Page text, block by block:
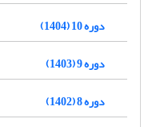
دوره 10 (1404)
دوره 9 (1403)
دوره 8 (1402)